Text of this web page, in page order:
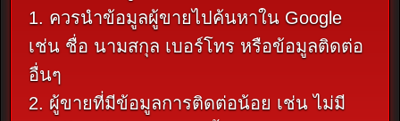
1. ควรนำข้อมูลผู้ขายไปค้นหาใน Google
เช่น ชื่อ นามสกุล เบอร์โทร หรือข้อมูลติดต่อ
อื่นๆ
2. ผู้ขายที่มีข้อมูลการติดต่อน้อย เช่น ไม่มี